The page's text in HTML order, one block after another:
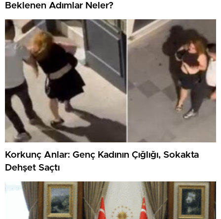
Beklenen Adımlar Neler?
Korkunç Anlar: Genç Kadının Çığlığı, Sokakta
Dehşet Saçtı